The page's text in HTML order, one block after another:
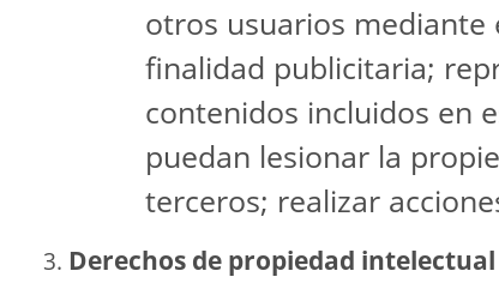
otros usuarios mediante
finalidad publicitaria;
contenidos incluidos en
puedan lesionar la
terceros; realizar
Derechos de propiedad